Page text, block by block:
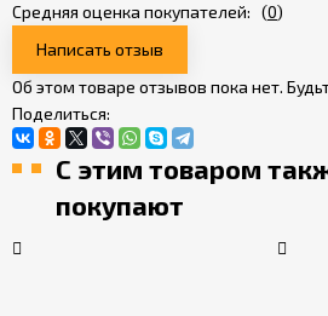
Средняя оценка покупателей: (0)
Написать отзыв
Об этом товаре отзывов пока нет.
Поделиться:
С этим товаром
покупают